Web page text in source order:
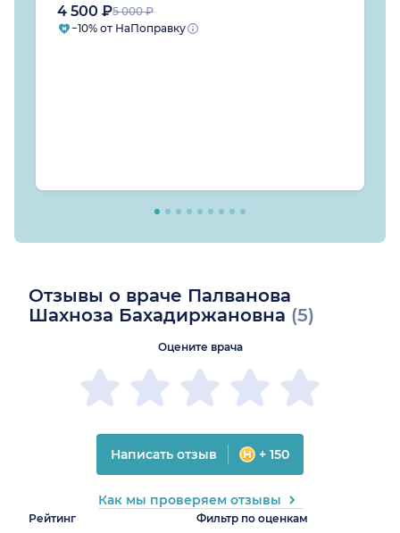
4 500 ₽5 000 ₽
−10% от НаПоправку
Отзывы о враче Палванова
Шахноза Бахадиржановна (5)
Рейтинг Фильтр по оценкам
Оцените врача
Написать отзыв + 150
Как мы проверяем отзывы